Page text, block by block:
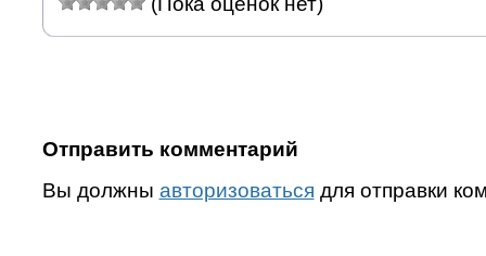
Отправить комментарий
Вы должны авторизоваться для отправки